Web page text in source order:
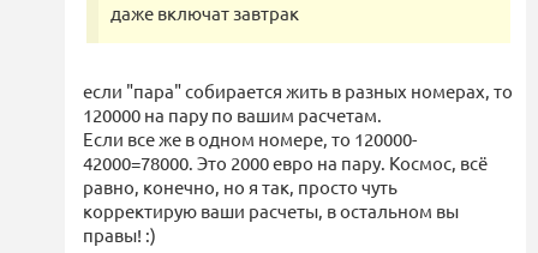
даже включат завтрак
если "пара" собирается жить в разных номерах, то
120000 на пару по вашим расчетам.
Если все же в одном номере, то 120000-
42000=78000. Это 2000 евро на пару. Космос, всё
равно, конечно, но я так, просто чуть
корректирую ваши расчеты, в остальном вы
правы! :)